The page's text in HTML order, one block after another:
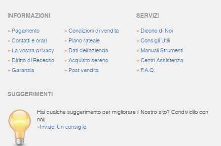
INFORMAZIONI
» Pagamento
» Contatti e orari
»
La vostra privacy
» Diritto di Recesso
» Garanzia
» Condizioni di vendita
» Piano rateale
» Dati dell'azienda
» Acquisto sereno
» Post vendita
SERVIZI
» Dicono di Noi
»Consigli Utili
» Manuali Strumenti
»Centri Assistenza
» F.A.Q.
SUGGERIMENTI
Hai qualche suggerimento per migliorare il Nostro sito? Condividilo con
noi:
» Inviaci Un consiglio